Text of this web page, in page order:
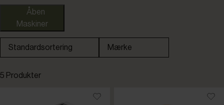
Maskiner
Standardsortering Mærke
5 Produkter